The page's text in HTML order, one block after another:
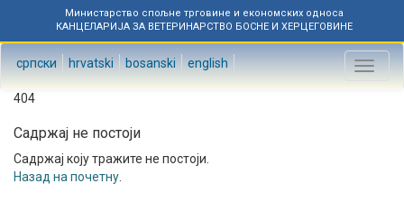
Министарство спољне трговине и економских односа
КАНЦЕЛАРИЈА ЗА ВЕТЕРИНАРСТВО БОСНЕ И ХЕРЦЕГОВИНЕ
српски hrvatski bosanski english
Toggle
404
Садржај не постоји
Садржај коју тражите не постоји.
Назад на почетну